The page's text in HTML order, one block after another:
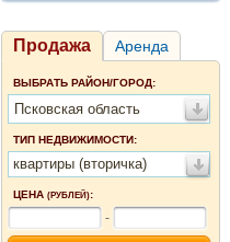
Продажа Аренда
ВЫБРАТЬ РАЙОН/ГОРОД:
Псковская область
ТИП НЕДВИЖИМОСТИ:
квартиры (вторичка)
ЦЕНА (РУБЛЕЙ):
-